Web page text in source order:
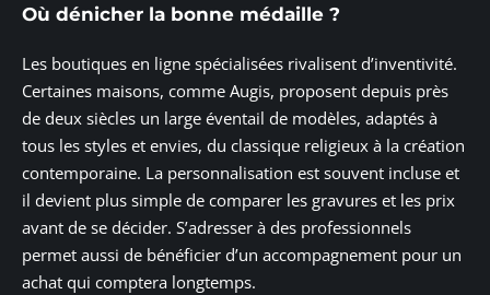
Où dénicher la bonne médaille ?
Les boutiques en ligne spécialisées rivalisent d’inventivité.
Certaines maisons, comme Augis, proposent depuis près
de deux siècles un large éventail de modèles, adaptés à
tous les styles et envies, du classique religieux à la création
contemporaine. La personnalisation est souvent incluse et
il devient plus simple de comparer les gravures et les prix
avant de se décider. S’adresser à des professionnels
permet aussi de bénéficier d’un accompagnement pour un
achat qui comptera longtemps.